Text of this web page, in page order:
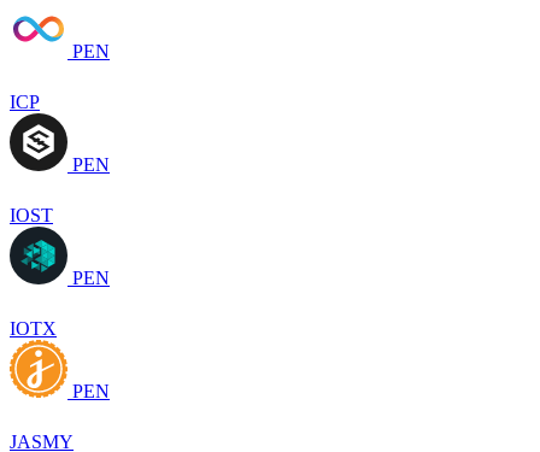
PEN
ICP
PEN
IOST
PEN
IOTX
PEN
JASMY